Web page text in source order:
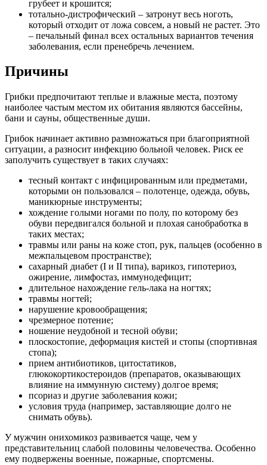
грубеет и крошится;
тотально-дистрофический – затронут весь ноготь,
который отходит от ложа совсем, а новый не растет. Это
– печальный финал всех остальных вариантов течения
заболевания, если пренебречь лечением.
Причины
Грибки предпочитают теплые и влажные места, поэтому
наиболее частым местом их обитания являются бассейны,
бани и сауны, общественные души.
Грибок начинает активно размножаться при благоприятной
ситуации, а разносит инфекцию больной человек. Риск ее
заполучить существует в таких случаях:
тесный контакт с инфицированным или предметами,
которыми он пользовался – полотенце, одежда, обувь,
маникюрные инструменты;
хождение голыми ногами по полу, по которому без
обуви передвигался больной и плохая санобработка в
таких местах;
травмы или раны на коже стоп, рук, пальцев (особенно в
межпальцевом пространстве);
сахарный диабет (I и II типа), варикоз, гипотериоз,
ожирение, лимфостаз, иммунодефицит;
длительное нахождение гель-лака на ногтях;
травмы ногтей;
нарушение кровообращения;
чрезмерное потение;
ношение неудобной и тесной обуви;
плоскостопие, деформация кистей и стопы (спортивная
стопа);
прием антибиотиков, цитостатиков,
глюкокортикостероидов (препаратов, оказывающих
влияние на иммунную систему) долгое время;
псориаз и другие заболевания кожи;
условия труда (например, заставляющие долго не
снимать обувь).
У мужчин онихомикоз развивается чаще, чем у
представительниц слабой половины человечества. Особенно
ему подвержены военные, пожарные, спортсмены.